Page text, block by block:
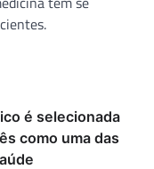
é selecionada
como uma das